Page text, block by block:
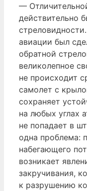
—
действительно
авиации был
обратной
великолепное
не происходит
самолет с
сохраняет
на любых углах
не попадает в
одна проблема:
набегающего
возникает
закручивания,
к разрушению